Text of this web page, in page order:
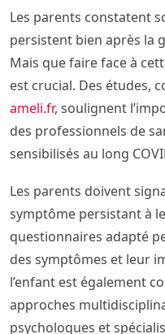
Les parents constatent
persistent bien après la
Mais que faire face à
est crucial. Des études,
ameli.fr, soulignent
des professionnels de
sensibilisés au long
Les parents doivent
symptôme persistant à
questionnaires adapté
des symptômes et leur
l’enfant est également
approches
psychologues et